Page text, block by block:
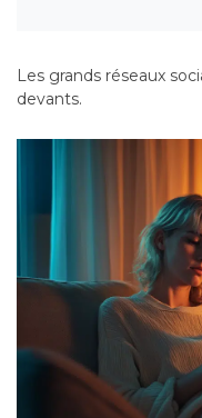
Les grands réseaux
devants.